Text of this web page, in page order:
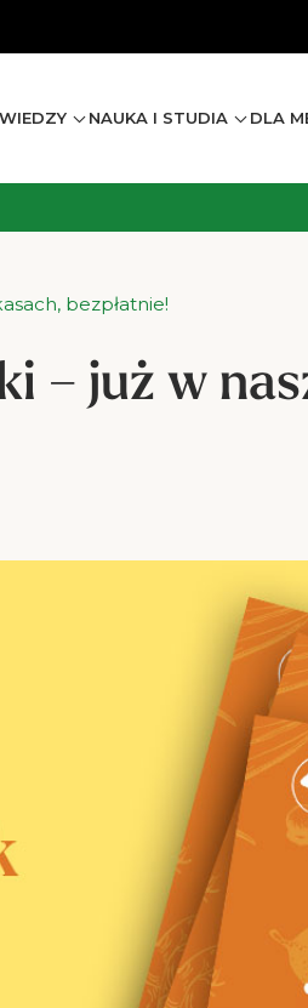
NAUKA I STUDIA DLA
bezpłatnie!
– już w